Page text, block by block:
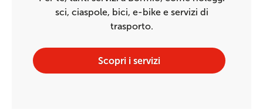
sci, ciaspole, bici, e-bike e servizi di
trasporto.
Scopri i servizi